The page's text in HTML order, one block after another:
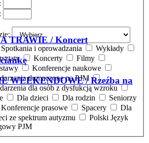
TRAWIE / Koncert
WEEKENDOWE / Rzeźba na
Spotkania i oprowadzania
Wykłady
Koncerty
Filmy
Konferencje naukowe
tłumaczone na PJM
dla osób z dysfukcją wzroku
Dla dzieci Dla rodzin
Seniorzy
Konferencje prasowe
Spacery
ze spektrum autyzmu
PJM